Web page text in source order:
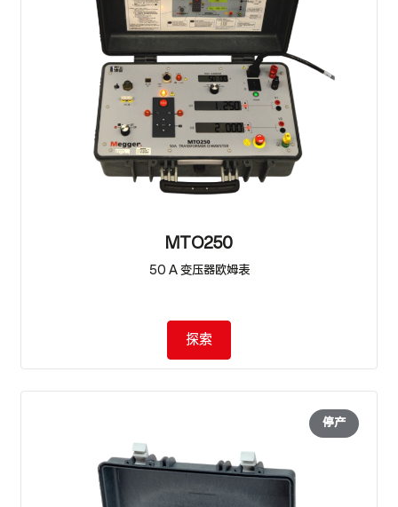
MTO250
50 A 变压器欧姆表
探索
停产